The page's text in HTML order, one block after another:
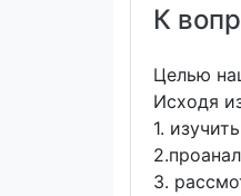
К
Целью
Исходя
1.
3.